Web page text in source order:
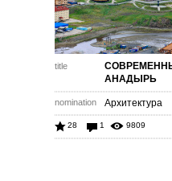
title
АНАДЫРЬ
nomination Архитектура
28 1 9809